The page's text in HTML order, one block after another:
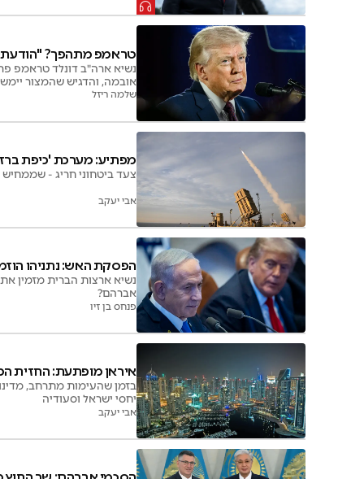
טראמפ מתהפך? "הודעתי
נשיא ארה"ב דונלד טראמפ
אובמה, והדגיש שהמצור
שלמה ריזל
מפתיע: מערכת 'כיפת
צעד ביטחוני חריג - שממחיש
אבי יעקב
הפסקת האש: נתניהו
אברהם?
פנחס בן זיו
איראן מופתעת: החזית
בזמן שהעימות מתרחב,
יחסי ישראל וסעודיה
אבי יעקב